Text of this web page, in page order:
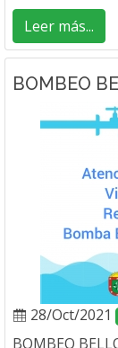
Leer más...
BOMBEO
28/Oct/2021
BOMBEO